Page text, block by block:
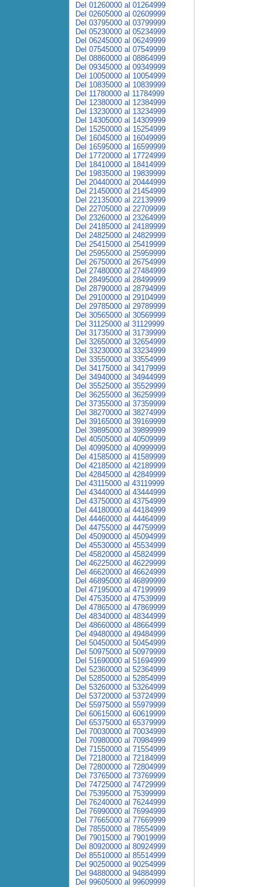
Del 01260000 al 01264999
Del 02605000 al 02609999
Del 03795000 al 03799999
Del 05230000 al 05234999
Del 06245000 al 06249999
Del 07545000 al 07549999
Del 08860000 al 08864999
Del 09345000 al 09349999
Del 10050000 al 10054999
Del 10835000 al 10839999
Del 11780000 al 11784999
Del 12380000 al 12384999
Del 13230000 al 13234999
Del 14305000 al 14309999
Del 15250000 al 15254999
Del 16045000 al 16049999
Del 16595000 al 16599999
Del 17720000 al 17724999
Del 18410000 al 18414999
Del 19835000 al 19839999
Del 20440000 al 20444999
Del 21450000 al 21454999
Del 22135000 al 22139999
Del 22705000 al 22709999
Del 23260000 al 23264999
Del 24185000 al 24189999
Del 24825000 al 24829999
Del 25415000 al 25419999
Del 25955000 al 25959999
Del 26750000 al 26754999
Del 27480000 al 27484999
Del 28495000 al 28499999
Del 28790000 al 28794999
Del 29100000 al 29104999
Del 29785000 al 29789999
Del 30565000 al 30569999
Del 31125000 al 31129999
Del 31735000 al 31739999
Del 32650000 al 32654999
Del 33230000 al 33234999
Del 33550000 al 33554999
Del 34175000 al 34179999
Del 34940000 al 34944999
Del 35525000 al 35529999
Del 36255000 al 36259999
Del 37355000 al 37359999
Del 38270000 al 38274999
Del 39165000 al 39169999
Del 39895000 al 39899999
Del 40505000 al 40509999
Del 40995000 al 40999999
Del 41585000 al 41589999
Del 42185000 al 42189999
Del 42845000 al 42849999
Del 43115000 al 43119999
Del 43440000 al 43444999
Del 43750000 al 43754999
Del 44180000 al 44184999
Del 44460000 al 44464999
Del 44755000 al 44759999
Del 45090000 al 45094999
Del 45530000 al 45534999
Del 45820000 al 45824999
Del 46225000 al 46229999
Del 46620000 al 46624999
Del 46895000 al 46899999
Del 47195000 al 47199999
Del 47535000 al 47539999
Del 47865000 al 47869999
Del 48340000 al 48344999
Del 48660000 al 48664999
Del 49480000 al 49484999
Del 50450000 al 50454999
Del 50975000 al 50979999
Del 51690000 al 51694999
Del 52360000 al 52364999
Del 52850000 al 52854999
Del 53260000 al 53264999
Del 53720000 al 53724999
Del 55975000 al 55979999
Del 60615000 al 60619999
Del 65375000 al 65379999
Del 70030000 al 70034999
Del 70980000 al 70984999
Del 71550000 al 71554999
Del 72180000 al 72184999
Del 72800000 al 72804999
Del 73765000 al 73769999
Del 74725000 al 74729999
Del 75395000 al 75399999
Del 76240000 al 76244999
Del 76990000 al 76994999
Del 77665000 al 77669999
Del 78550000 al 78554999
Del 79015000 al 79019999
Del 80920000 al 80924999
Del 85510000 al 85514999
Del 90250000 al 90254999
Del 94880000 al 94884999
Del 99605000 al 99609999